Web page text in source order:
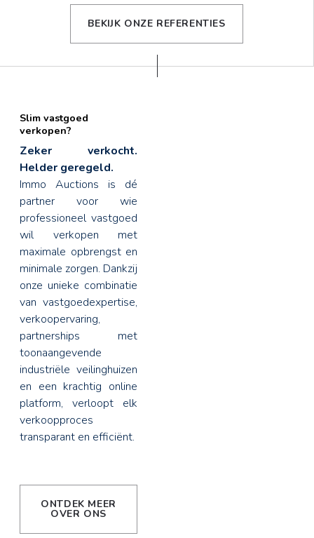
BEKIJK ONZE REFERENTIES
Slim vastgoed
verkopen?
Zeker verkocht.
Helder geregeld.
Immo Auctions is dé
partner voor wie
professioneel vastgoed
wil verkopen met
maximale opbrengst en
minimale zorgen. Dankzij
onze unieke combinatie
van vastgoedexpertise,
verkoopervaring,
partnerships met
toonaangevende
industriële veilinghuizen
en een krachtig online
platform, verloopt elk
verkoopproces
transparant en efficiënt.
ONTDEK MEER
OVER ONS